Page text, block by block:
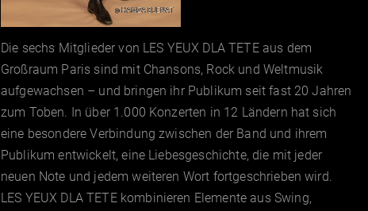
©Hamza Djenat
Die sechs Mitglieder von LES YEUX DLA TETE aus dem
Großraum Paris sind mit Chansons, Rock und Weltmusik
aufgewachsen – und bringen ihr Publikum seit fast 20 Jahren
zum Toben. In über 1.000 Konzerten in 12 Ländern hat sich
eine besondere Verbindung zwischen der Band und ihrem
Publikum entwickelt, eine Liebesgeschichte, die mit jeder
neuen Note und jedem weiteren Wort fortgeschrieben wird.
LES YEUX DLA TETE kombinieren Elemente aus Swing,